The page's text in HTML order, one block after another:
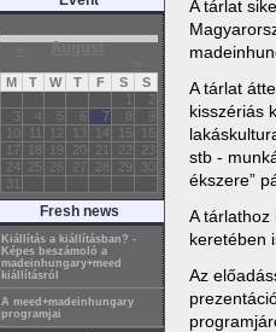
« August
M T W T F S
S
1
2
3
4 5 6 7 8
9
10
11 12 13 14 15
16
17
18 19 20 21 22
23
24
25 26 27 28 29
30
31
Fresh news
Kiállítás a kiállításban? -
Képes beszámoló a
madeinhungary+meed
kiállításról
A meed+madeinhungary
programjai
A tárlat
A tárlat
kisszériás
stb -
ékszere”
A
keretében
Az